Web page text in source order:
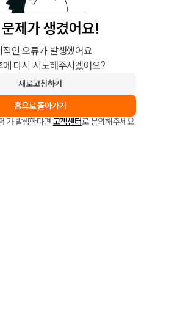
제가 생겼어요!
적인 오류가 발생했어요.
에 다시 시도해주시겠어요?
새로고침하기
홈으로 돌아가기
가 발생한다면 고객센터로 문의해주세요.